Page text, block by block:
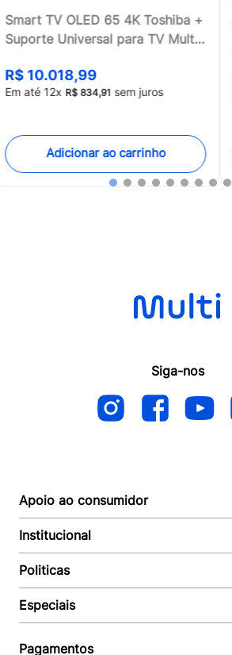
Smart TV OLED 65 4K Toshiba +
Suporte Universal para TV Multi
R$ 10.018,99
Em até 12x R$ 834,91 sem juros
Adicionar ao carrinho
Siga-nos
Apoio ao consumidor
Autoatendimento
Suporte e reparo
Acompanhar Entrega
Baixe o APP
Institucional
Quem somos
Revendedor
Seja um Revendedor
Trabalhe conosco
Politicas
Política de Entrega
Política de Pagamento
Política de Privacidade
Especiais
Pagamentos